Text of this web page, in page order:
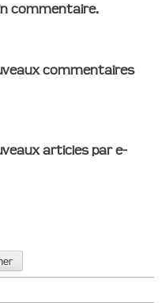
commentaire.
commentaires
articles par e-